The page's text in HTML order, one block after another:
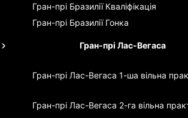
Гран-прі Бразилії Кваліфікація
Гран-прі Бразилії Гонка
Гран-прі Лас-Вегаса
Гран-прі Лас-Вегаса 1-ша вільна
Гран-прі Лас-Вегаса 2-га вільна